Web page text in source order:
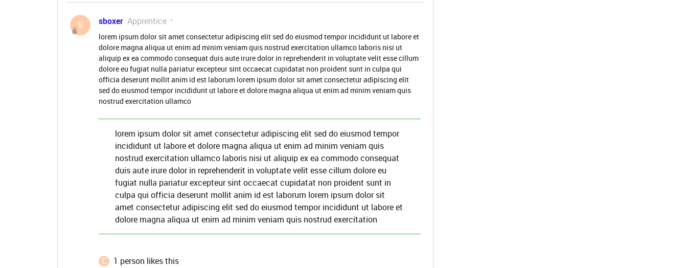
S sboxer Apprentice
lorem ipsum dolor sit amet consectetur adipiscing elit sed do eiusmod tempor incididunt ut labore et
dolore magna aliqua ut enim ad minim veniam quis nostrud exercitation ullamco laboris nisi ut
aliquip ex ea commodo consequat duis aute irure dolor in reprehenderit in voluptate velit esse cillum
dolore eu fugiat nulla pariatur excepteur sint occaecat cupidatat non proident sunt in culpa qui
officia deserunt mollit anim id est laborum lorem ipsum dolor sit amet consectetur adipiscing elit
sed do eiusmod tempor incididunt ut labore et dolore magna aliqua ut enim ad minim veniam quis
nostrud exercitation ullamco
lorem ipsum dolor sit amet consectetur adipiscing elit sed do eiusmod tempor
incididunt ut labore et dolore magna aliqua ut enim ad minim veniam quis
nostrud exercitation ullamco laboris nisi ut aliquip ex ea commodo consequat
duis aute irure dolor in reprehenderit in voluptate velit esse cillum dolore eu
fugiat nulla pariatur excepteur sint occaecat cupidatat non proident sunt in
culpa qui officia deserunt mollit anim id est laborum lorem ipsum dolor sit
amet consectetur adipiscing elit sed do eiusmod tempor incididunt ut labore et
dolore magna aliqua ut enim ad minim veniam quis nostrud exercitation
C
1 person likes this